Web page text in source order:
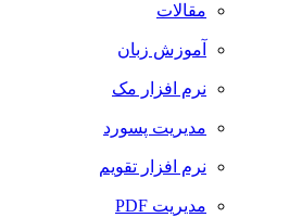
مقالات
آموزش زبان
نرم افزار مک
مدیریت پسورد
نرم افزار تقویم
مدیریت PDF